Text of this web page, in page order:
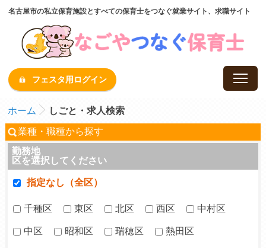
名古屋市の私立保育施設とすべての保育士をつなぐ就業サイト、求職サイト
フェスタ用ログイン
ホーム しごと・求人検索
業種・職種から探す
勤務地
区を選択してください
指定なし（全区）
千種区 東区 北区 西区 中村区
中区 昭和区 瑞穂区 熱田区